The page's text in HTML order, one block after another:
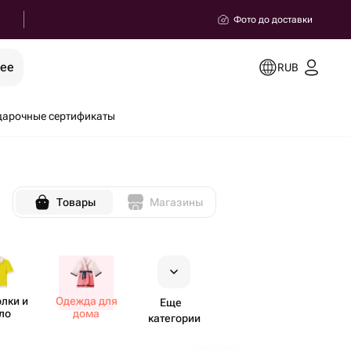
Фото до доставки
RUB
сертификаты
Товары Магазины
и
Одежда для
дома
Еще
категории